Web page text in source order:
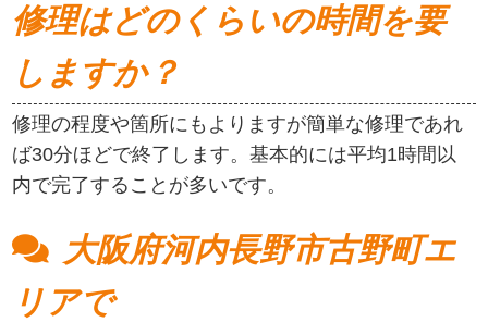
修理はどのくらいの時間を要
しますか？
修理の程度や箇所にもよりますが簡単な修理であれ
ば30分ほどで終了します。基本的には平均1時間以
内で完了することが多いです。
大阪府河内長野市古野町エ
リアで